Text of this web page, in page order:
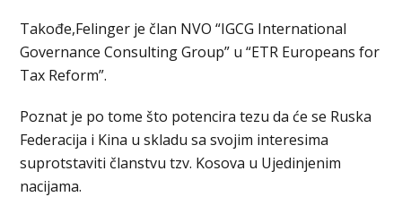
Takođe,Felinger je član NVO “IGCG International
Governance Consulting Group” u “ETR Europeans for
Tax Reform”.
Poznat je po tome što potencira tezu da će se Ruska
Federacija i Kina u skladu sa svojim interesima
suprotstaviti članstvu tzv. Kosova u Ujedinjenim
nacijama.